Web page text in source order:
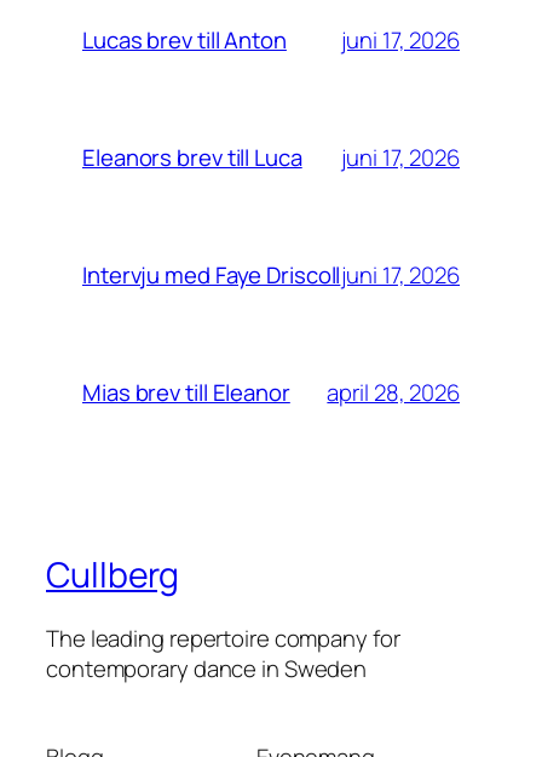
Lucas brev till Anton juni 17, 2026
Eleanors brev till Luca juni 17, 2026
Intervju med Faye Driscolljuni 17, 2026
Mias brev till Eleanor april 28, 2026
Cullberg
The leading repertoire company for
contemporary dance in Sweden